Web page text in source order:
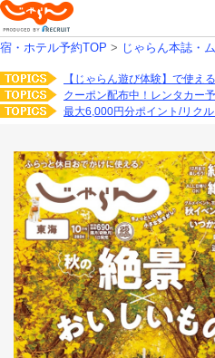
宿・ホテル予約TOP > じゃらん本誌・
【じゃらん遊び体験】で使え
クーポン配布中！レンタカー
最大6,000円分ポイント/リク